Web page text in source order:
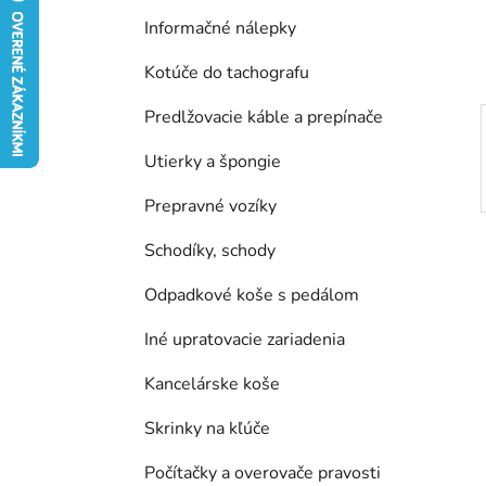
Informačné nálepky
Kotúče do tachografu
Predlžovacie káble a prepínače
Utierky a špongie
Prepravné vozíky
Schodíky, schody
Odpadkové koše s pedálom
Iné upratovacie zariadenia
Kancelárske koše
Skrinky na kľúče
Počítačky a overovače pravosti